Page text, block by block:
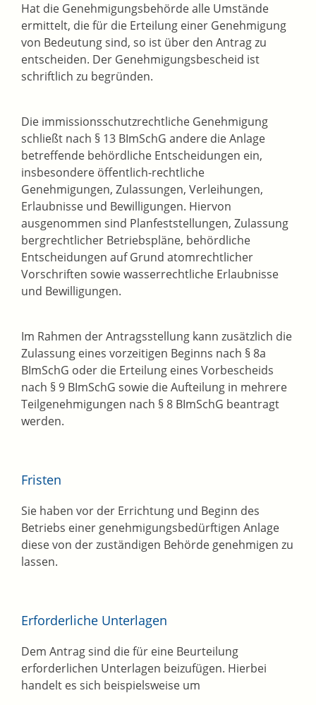
Hat die Genehmigungsbehörde alle Umstände
ermittelt, die für die Erteilung einer Genehmigung
von Bedeutung sind, so ist über den Antrag zu
entscheiden. Der Genehmigungsbescheid ist
schriftlich zu begründen.
Die immissionsschutzrechtliche Genehmigung
schließt nach § 13 BImSchG andere die Anlage
betreffende behördliche Entscheidungen ein,
insbesondere öffentlich-rechtliche
Genehmigungen, Zulassungen, Verleihungen,
Erlaubnisse und Bewilligungen. Hiervon
ausgenommen sind Planfeststellungen, Zulassung
bergrechtlicher Betriebspläne, behördliche
Entscheidungen auf Grund atomrechtlicher
Vorschriften sowie wasserrechtliche Erlaubnisse
und Bewilligungen.
Im Rahmen der Antragsstellung kann zusätzlich die
Zulassung eines vorzeitigen Beginns nach § 8a
BImSchG oder die Erteilung eines Vorbescheids
nach § 9 BImSchG sowie die Aufteilung in mehrere
Teilgenehmigungen nach § 8 BImSchG beantragt
werden.
Fristen
Sie haben vor der Errichtung und Beginn des
Betriebs einer genehmigungsbedürftigen Anlage
diese von der zuständigen Behörde genehmigen zu
lassen.
Erforderliche Unterlagen
Dem Antrag sind die für eine Beurteilung
erforderlichen Unterlagen beizufügen. Hierbei
handelt es sich beispielsweise um